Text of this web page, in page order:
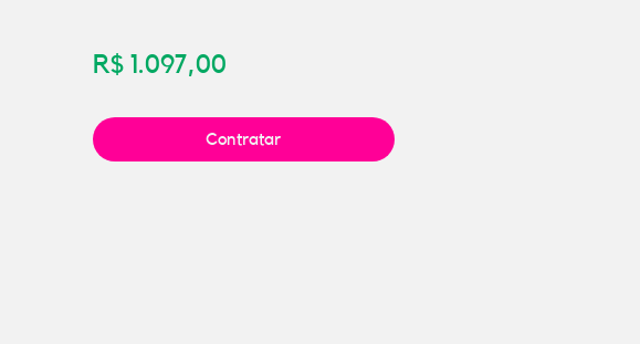
R$ 1.097,00Preço
Contratar